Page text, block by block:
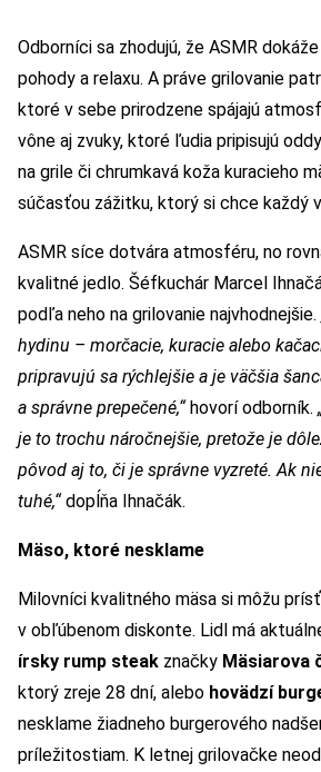
Odborníci sa zhodujú, že ASMR
pohody a relaxu. A práve grilovanie
ktoré v sebe prirodzene spájajú
vône aj zvuky, ktoré ľudia pripisujú
na grile či chrumkavá koža kuracieho
súčasťou zážitku, ktorý si chce každý
ASMR síce dotvára atmosféru, no
kvalitné jedlo. Šéfkuchár Marcel
podľa neho na grilovanie najvhodnejšie.
hydinu – morčacie, kuracie alebo
pripravujú sa rýchlejšie a je väčšia
a správne prepečené,“ hovorí odborník.
je to trochu náročnejšie, pretože je
pôvod aj to, či je správne vyzreté. Ak
tuhé,“ dopĺňa Ihnačák.
Mäso, ktoré nesklame
Milovníci kvalitného mäsa si môžu
v obľúbenom diskonte. Lidl má
írsky rump steak značky Mäsiarova
ktorý zreje 28 dní, alebo hovädzí
nesklame žiadneho burgerového
príležitostiam. K letnej grilovačke